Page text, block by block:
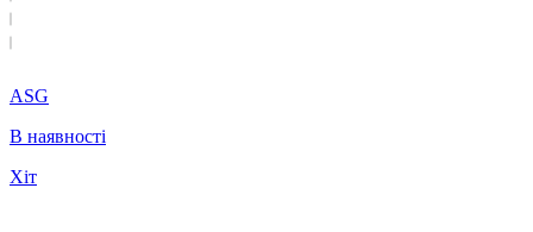
ASG
В наявності
Хіт